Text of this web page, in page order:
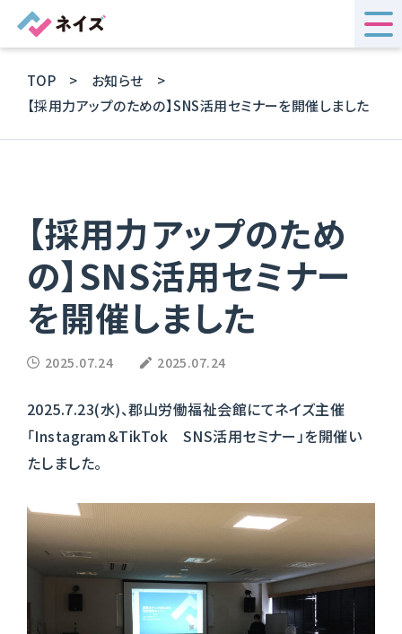
TOP
お知らせ
【採用力アップのための】SNS活用セミナーを開催しました
【採用力アップのため
の】SNS活用セミナー
を開催しました
2025.07.24 2025.07.24
2025.7.23(水)、郡山労働福祉会館にてネイズ主催
「Instagram＆TikTok SNS活用セミナー」を開催い
たしました。